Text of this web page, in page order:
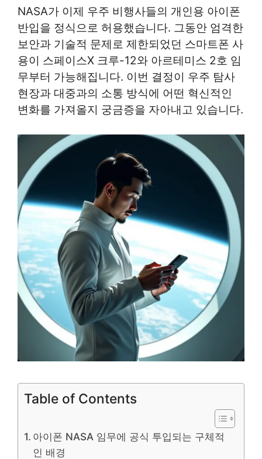
NASA가 이제 우주 비행사들의 개인용 아이폰
반입을 정식으로 허용했습니다. 그동안 엄격한
보안과 기술적 문제로 제한되었던 스마트폰 사
용이 스페이스X 크루-12와 아르테미스 2호 임
무부터 가능해집니다. 이번 결정이 우주 탐사
현장과 대중과의 소통 방식에 어떤 혁신적인
변화를 가져올지 궁금증을 자아내고 있습니다.
Table of Contents
아이폰 NASA 임무에 공식 투입되는 구체적
인 배경